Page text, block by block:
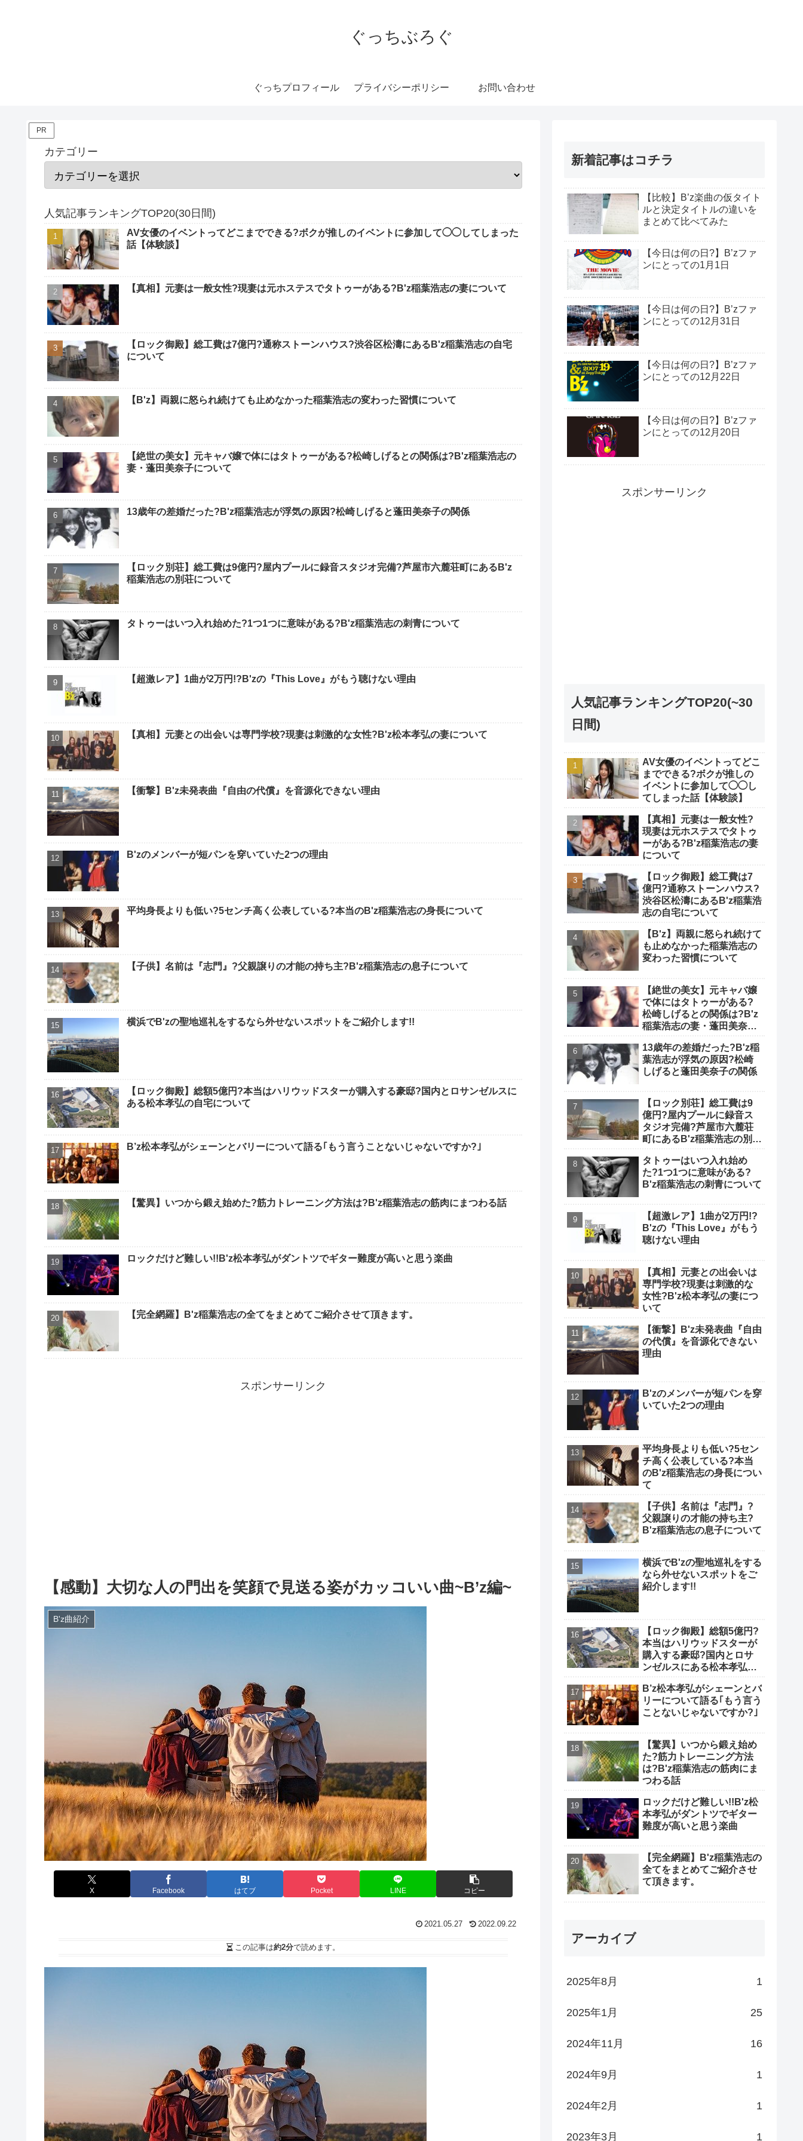
ぐっちぶろぐ
ぐっちプロフィール プライバシーポリシー お問い合わせ
PR
カテゴリー
人気記事ランキングTOP20(30日間)
AV女優のイベントってどこまでできる?ボクが推しのイベントに参加して◯◯してしまった
話【体験談】
【真相】元妻は一般女性?現妻は元ホステスでタトゥーがある?B'z稲葉浩志の妻について
【ロック御殿】総工費は7億円?通称ストーンハウス?渋谷区松濤にあるB'z稲葉浩志の自宅
について
【B'z】両親に怒られ続けても止めなかった稲葉浩志の変わった習慣について
【絶世の美女】元キャバ嬢で体にはタトゥーがある?松崎しげるとの関係は?B'z稲葉浩志の
妻・蓬田美奈子について
13歳年の差婚だった?B'z稲葉浩志が浮気の原因?松崎しげると蓬田美奈子の関係
【ロック別荘】総工費は9億円?屋内プールに録音スタジオ完備?芦屋市六麓荘町にあるB'z
稲葉浩志の別荘について
タトゥーはいつ入れ始めた?1つ1つに意味がある?B'z稲葉浩志の刺青について
【超激レア】1曲が2万円!?B'zの『This Love』がもう聴けない理由
【真相】元妻との出会いは専門学校?現妻は刺激的な女性?B'z松本孝弘の妻について
【衝撃】B'z未発表曲『自由の代償』を音源化できない理由
B'zのメンバーが短パンを穿いていた2つの理由
平均身長よりも低い?5センチ高く公表している?本当のB'z稲葉浩志の身長について
【子供】名前は『志門』?父親譲りの才能の持ち主?B'z稲葉浩志の息子について
横浜でB'zの聖地巡礼をするなら外せないスポットをご紹介します!!
【ロック御殿】総額5億円?本当はハリウッドスターが購入する豪邸?国内とロサンゼルスに
ある松本孝弘の自宅について
B’z松本孝弘がシェーンとバリーについて語る｢もう言うことないじゃないですか?｣
【驚異】いつから鍛え始めた?筋力トレーニング方法は?B'z稲葉浩志の筋肉にまつわる話
ロックだけど難しい!!B'z松本孝弘がダントツでギター難度が高いと思う楽曲
【完全網羅】B'z稲葉浩志の全てをまとめてご紹介させて頂きます。
スポンサーリンク
【感動】大切な人の門出を笑顔で見送る姿がカッコいい曲~B’z編~
B'z曲紹介
X Facebook はてブ Pocket LINE コピー
2021.05.27 2022.09.22
この記事は約2分で読めます。
新着記事はコチラ
【比較】B’z楽曲の仮タイト
ルと決定タイトルの違いを
まとめて比べてみた
【今日は何の日?】B’zファ
ンにとっての1月1日
【今日は何の日?】B’zファ
ンにとっての12月31日
【今日は何の日?】B’zファ
ンにとっての12月22日
【今日は何の日?】B’zファ
ンにとっての12月20日
スポンサーリンク
人気記事ランキングTOP20(~30
日間)
AV女優のイベントってどこ
までできる?ボクが推しの
イベントに参加して◯◯し
てしまった話【体験談】
【真相】元妻は一般女性?
現妻は元ホステスでタトゥ
ーがある?B'z稲葉浩志の妻
について
【ロック御殿】総工費は7
億円?通称ストーンハウス?
渋谷区松濤にあるB'z稲葉浩
志の自宅について
【B'z】両親に怒られ続けて
も止めなかった稲葉浩志の
変わった習慣について
【絶世の美女】元キャバ嬢
で体にはタトゥーがある?
松崎しげるとの関係は?B'z
稲葉浩志の妻・蓬田美奈子
13歳年の差婚だった?B'z稲
葉浩志が浮気の原因?松崎
しげると蓬田美奈子の関係
【ロック別荘】総工費は9
億円?屋内プールに録音ス
タジオ完備?芦屋市六麓荘
町にあるB'z稲葉浩志の別荘
タトゥーはいつ入れ始め
た?1つ1つに意味がある?
B'z稲葉浩志の刺青について
【超激レア】1曲が2万円!?
B'zの『This Love』がもう
聴けない理由
【真相】元妻との出会いは
専門学校?現妻は刺激的な
女性?B'z松本孝弘の妻につ
いて
【衝撃】B'z未発表曲『自由
の代償』を音源化できない
理由
B'zのメンバーが短パンを穿
いていた2つの理由
平均身長よりも低い?5セン
チ高く公表している?本当
のB'z稲葉浩志の身長につい
て
【子供】名前は『志門』?
父親譲りの才能の持ち主?
B'z稲葉浩志の息子について
横浜でB'zの聖地巡礼をする
なら外せないスポットをご
紹介します!!
【ロック御殿】総額5億円?
本当はハリウッドスターが
購入する豪邸?国内とロサ
ンゼルスにある松本孝弘の
B’z松本孝弘がシェーンとバ
リーについて語る｢もう言う
ことないじゃないですか?｣
【驚異】いつから鍛え始め
た?筋力トレーニング方法
は?B'z稲葉浩志の筋肉にま
つわる話
ロックだけど難しい!!B'z松
本孝弘がダントツでギター
難度が高いと思う楽曲
【完全網羅】B'z稲葉浩志の
全てをまとめてご紹介させ
て頂きます。
アーカイブ
2025年8月 1
2025年1月 25
2024年11月 16
2024年9月 1
2024年2月 1
2023年3月 1